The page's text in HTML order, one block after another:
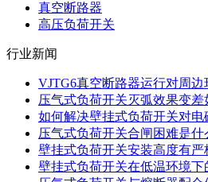
真空断路器
高压负荷开关
行业新闻
VJTG6真空断路器运行对周
压气式负荷开关灭弧效果变差
如何解决壁挂式负荷开关对电
压气式负荷开关合闸困难是什
壁挂式负荷开关安装高度有
壁挂式负荷开关在低温环境下